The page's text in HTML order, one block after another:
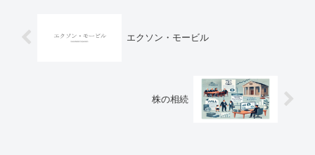
エクソン・モービル
株の相続